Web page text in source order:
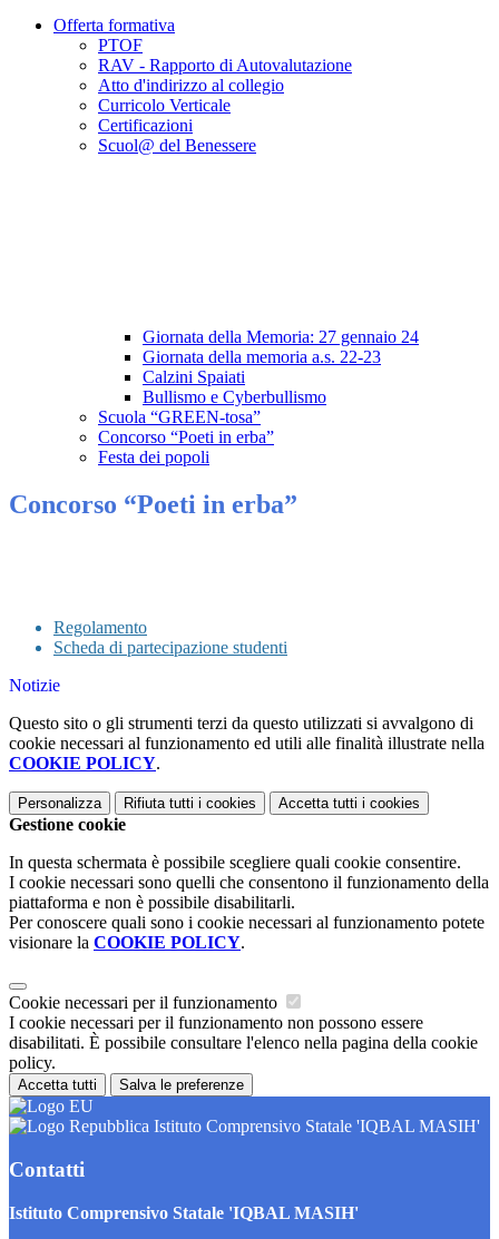
Offerta formativa
PTOF
RAV - Rapporto di Autovalutazione
Atto d'indirizzo al collegio
Curricolo Verticale
Certificazioni
Scuol@ del Benessere
Giornata della Memoria: 27 gennaio 24
Giornata della memoria a.s. 22-23
Calzini Spaiati
Bullismo e Cyberbullismo
Scuola “GREEN-tosa”
Concorso “Poeti in erba”
Festa dei popoli
Concorso “Poeti in erba”
Regolamento
Scheda di partecipazione studenti
Notizie
Questo sito o gli strumenti terzi da questo utilizzati si avvalgono di
cookie necessari al funzionamento ed utili alle finalità illustrate nella
COOKIE POLICY.
Personalizza Rifiuta tutti i cookies Accetta tutti i cookies
Gestione cookie
In questa schermata è possibile scegliere quali cookie consentire.
I cookie necessari sono quelli che consentono il funzionamento della
piattaforma e non è possibile disabilitarli.
Per conoscere quali sono i cookie necessari al funzionamento potete
visionare la COOKIE POLICY.
Cookie necessari per il funzionamento
I cookie necessari per il funzionamento non possono essere
disabilitati. È possibile consultare l'elenco nella pagina della cookie
policy.
Accetta tutti Salva le preferenze
Istituto Comprensivo Statale 'IQBAL MASIH'
Contatti
Istituto Comprensivo Statale 'IQBAL MASIH'